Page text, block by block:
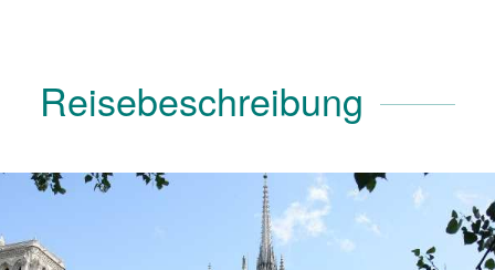
Reisebeschreibung